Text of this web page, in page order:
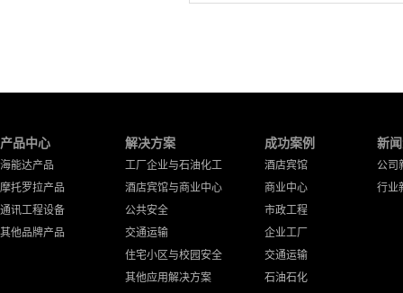
产品中心
海能达产品
摩托罗拉产品
通讯工程设备
其他品牌产品
解决方案
工厂企业与石油化工
酒店宾馆与商业中心
公共安全
交通运输
住宅小区与校园安全
其他应用解决方案
成功案例
酒店宾馆
商业中心
市政工程
企业工厂
交通运输
石油石化
新
公司
行业